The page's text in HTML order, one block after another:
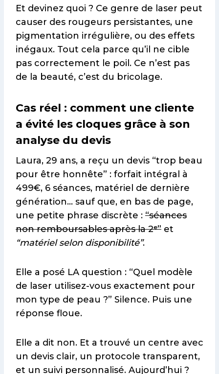
Et devinez quoi ? Ce genre de laser peut
causer des rougeurs persistantes, une
pigmentation irrégulière, ou des effets
inégaux. Tout cela parce qu’il ne cible
pas correctement le poil. Ce n’est pas
de la beauté, c’est du bricolage.
Cas réel : comment une cliente
a évité les cloques grâce à son
analyse du devis
Laura, 29 ans, a reçu un devis “trop beau
pour être honnête” : forfait intégral à
499€, 6 séances, matériel de dernière
génération… sauf que, en bas de page,
une petite phrase discrète : “séances
non remboursables après la 2ᵉ” et
“matériel selon disponibilité”.
Elle a posé LA question : “Quel modèle
de laser utilisez-vous exactement pour
mon type de peau ?” Silence. Puis une
réponse floue.
Elle a dit non. Et a trouvé un centre avec
un devis clair, un protocole transparent,
et un suivi personnalisé. Aujourd’hui ?